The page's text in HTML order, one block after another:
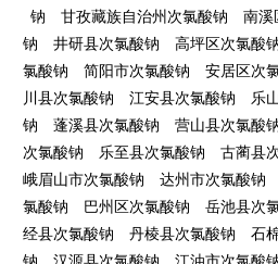
钠
甘孜藏族自治州次氯酸钠 南溪
钠
井研县次氯酸钠 高坪区次氯酸
氯酸钠
简阳市次氯酸钠 安居区次
川县次氯酸钠
江安县次氯酸钠 乐
钠
蓬溪县次氯酸钠 营山县次氯酸
次氯酸钠
乐至县次氯酸钠 古蔺县
峨眉山市次氯酸钠
达州市次氯酸钠
氯酸钠
巴州区次氯酸钠 岳池县次
经县次氯酸钠
丹棱县次氯酸钠 石
钠
汉源县次氯酸钠 江油市次氯酸